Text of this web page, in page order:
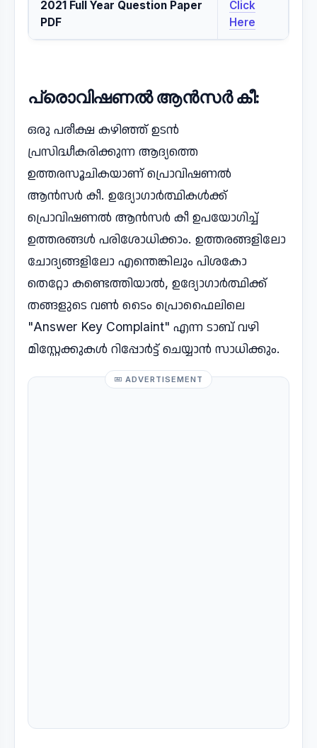
2021 Full Year Question Paper
PDF
Click
Here
പ്രൊവിഷണൽ ആൻസർ കീ:
ഒരു പരീക്ഷ കഴിഞ്ഞ് ഉടൻ
പ്രസിദ്ധീകരിക്കുന്ന ആദ്യത്തെ
ഉത്തരസൂചികയാണ് പ്രൊവിഷണൽ
ആൻസർ കീ. ഉദ്യോഗാർത്ഥികൾക്ക്
പ്രൊവിഷണൽ ആൻസർ കീ ഉപയോഗിച്ച്
ഉത്തരങ്ങൾ പരിശോധിക്കാം. ഉത്തരങ്ങളിലോ
ചോദ്യങ്ങളിലോ എന്തെങ്കിലും പിശകോ
തെറ്റോ കണ്ടെത്തിയാൽ, ഉദ്യോഗാർത്ഥിക്ക്
തങ്ങളുടെ വൺ ടൈം പ്രൊഫൈലിലെ
"Answer Key Complaint" എന്ന ടാബ് വഴി
മിസ്റ്റേക്കുകൾ റിപ്പോർട്ട് ചെയ്യാൻ സാധിക്കും.
ADVERTISEMENT